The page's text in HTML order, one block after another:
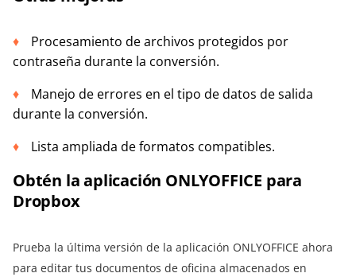
Procesamiento de archivos protegidos por
contraseña durante la conversión.
Manejo de errores en el tipo de datos de salida
durante la conversión.
Lista ampliada de formatos compatibles.
Obtén la aplicación ONLYOFFICE para
Dropbox
Prueba la última versión de la aplicación ONLYOFFICE ahora
para editar tus documentos de oficina almacenados en